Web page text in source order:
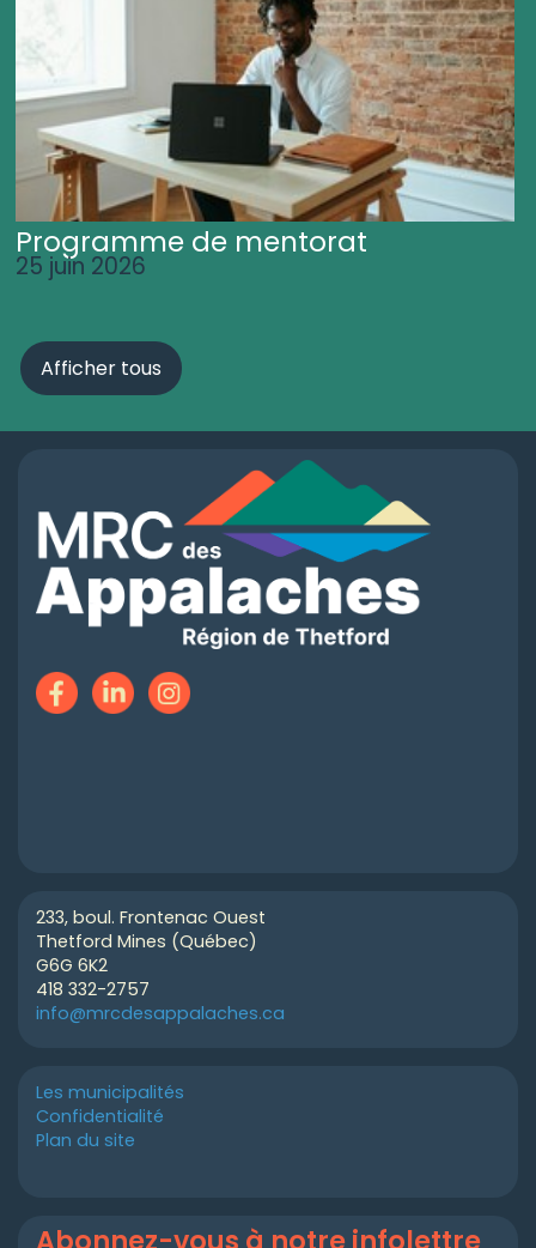
Programme de mentorat
25 juin 2026
Afficher tous
233, boul. Frontenac Ouest
Thetford Mines (Québec)
G6G 6K2
418 332-2757
info@mrcdesappalaches.ca
Les municipalités
Confidentialité
Plan du site